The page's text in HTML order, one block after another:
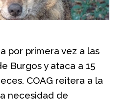
por primera vez a las
Burgos y ataca a 15
COAG reitera a la
necesidad de